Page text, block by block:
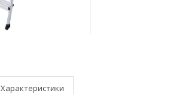
Характеристики